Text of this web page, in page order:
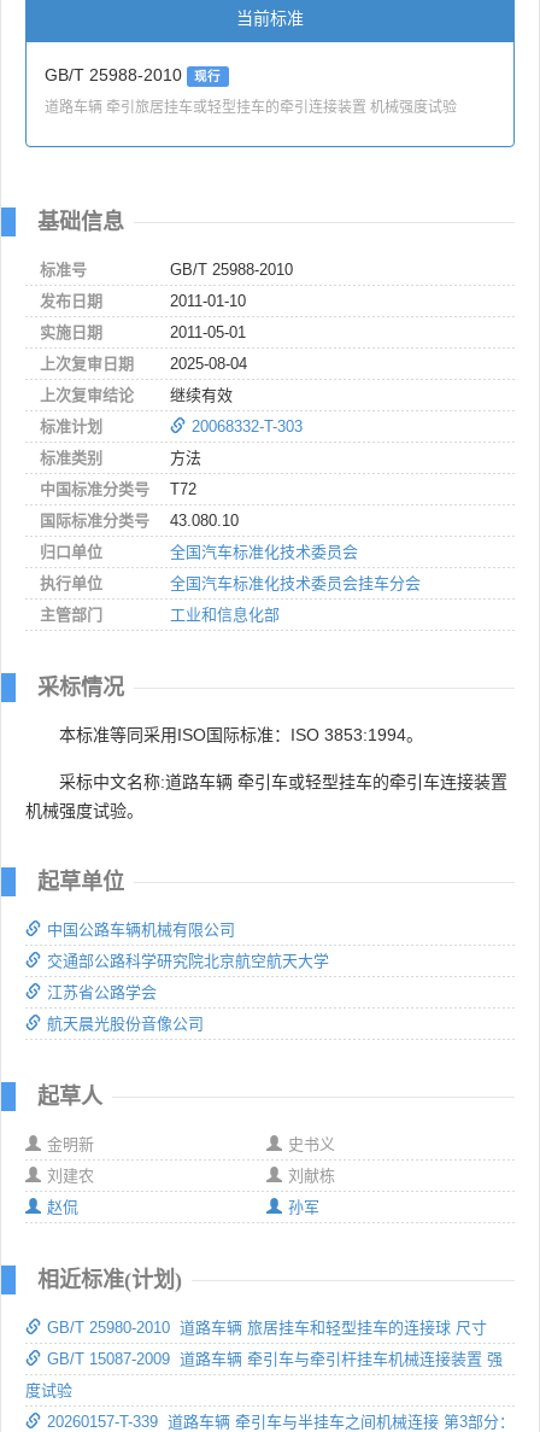
当前标准
GB/T 25988-2010 现行
道路车辆 牵引旅居挂车或轻型挂车的牵引连接装置 机械强度试验
基础信息
标准号
GB/T 25988-2010
发布日期
2011-01-10
实施日期
2011-05-01
上次复审日期
2025-08-04
上次复审结论
继续有效
标准计划
20068332-T-303
标准类别
方法
中国标准分类号
T72
国际标准分类号
43.080.10
归口单位
全国汽车标准化技术委员会
执行单位
全国汽车标准化技术委员会挂车分会
主管部门
工业和信息化部
采标情况
本标准等同采用ISO国际标准：ISO 3853:1994。
采标中文名称:道路车辆 牵引车或轻型挂车的牵引车连接装置
机械强度试验。
起草单位
中国公路车辆机械有限公司
交通部公路科学研究院北京航空航天大学
江苏省公路学会
航天晨光股份音像公司
起草人
金明新
史书义
刘建农
刘献栋
赵侃
孙军
相近标准(计划)
GB/T 25980-2010 道路车辆 旅居挂车和轻型挂车的连接球 尺寸
GB/T 15087-2009 道路车辆 牵引车与牵引杆挂车机械连接装置 强
度试验
20260157-T-339 道路车辆 牵引车与半挂车之间机械连接 第3部分：